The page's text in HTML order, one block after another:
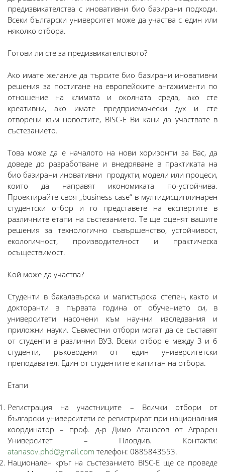
предизвикателства с иновативни био базирани подходи.
Всеки български университет може да участва с един или
няколко отбора.
Готови ли сте за предизвикателството?
Ако имате желание да търсите био базирани иновативни
решения за постигане на европейските ангажименти по
отношение на климата и околната среда, aко сте
креативни, ако имате предприемачески дух и сте
отворени към новостите, BISC-E Ви кани да участвате в
състезанието.
Това може да е началото на нови хоризонти за Вас, да
доведе до разработване и внедряване в практиката на
био базирани иновативни продукти, модели или процеси,
които да направят икономиката по-устойчива.
Проектирайте своя „business-case“ в мултидисциплинарен
студентски отбор и го представете на експертите в
различните етапи на състезанието. Те ще оценят вашите
решения за технологично съвършенство, устойчивост,
екологичност, производителност и практическа
осъществимост.
Кой може да участва?
Студенти в бакалавърска и магистърска степен, както и
докторанти в първата година от обучението си, в
университети насочени към научни изследвания и
приложни науки. Съвместни отбори могат да се съставят
от студенти в различни ВУЗ. Всеки отбор е между 3 и 6
студенти, ръководени от един университетски
преподавател. Един от студентите е капитан на отбора.
Етапи
Регистрация на участниците – Всички отбори от
български университети се регистрират при националния
координатор – проф. д-р Димо Атанасов от Аграрен
Университет – Пловдив. Контакти:
аtanasov.phd@gmail.com телефон: 0885843553.
Национален кръг на състезанието BISC-E ще се проведе